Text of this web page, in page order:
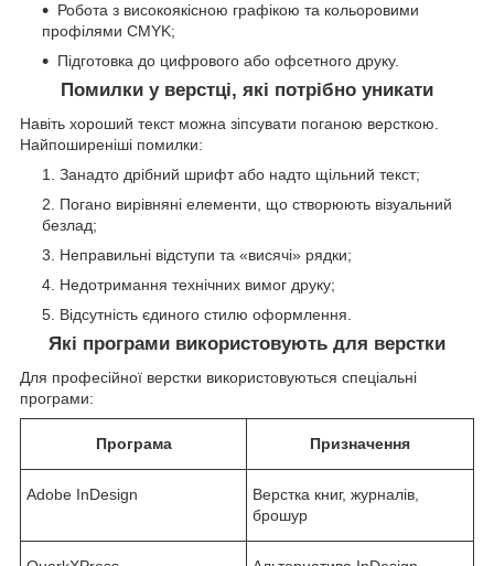
Робота з високоякісною графікою та кольоровими
профілями CMYK;
Підготовка до цифрового або офсетного друку.
Помилки у верстці, які потрібно уникати
Навіть хороший текст можна зіпсувати поганою версткою.
Найпоширеніші помилки:
Занадто дрібний шрифт або надто щільний текст;
Погано вирівняні елементи, що створюють візуальний
безлад;
Неправильні відступи та «висячі» рядки;
Недотримання технічних вимог друку;
Відсутність єдиного стилю оформлення.
Які програми використовують для верстки
Для професійної верстки використовуються спеціальні
програми:
Програма Призначення
Adobe InDesign
Верстка книг, журналів,
брошур